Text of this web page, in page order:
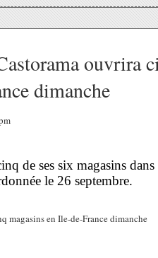
ouvrira
dimanche
de ses six magasins
le 26 septembre.